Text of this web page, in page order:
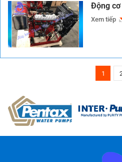
Động cơ
Xem tiếp
1